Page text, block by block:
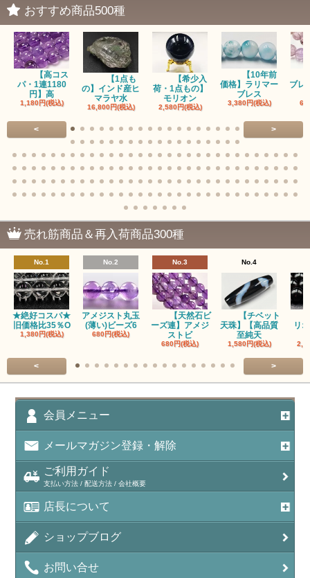
アイドクレーズ（Idocrase）（別名ベスビアナイト）
アクアマリン（藍玉/藍柱石/Aquamarine）
アクチノライトインクォーツ（Actinolite/緑閃石）
赤瑪瑙（レッドアゲート/カーネリアン）
アゲート（瑪瑙/Agate）各種
アズロマラカイト（Azuromalachite）
アパタイト
アベンチュリン(クォーツァイト/Aventurine)
アポフィライト（Apophylite）/魚眼石
アメジスト（紫水晶/Amethyst）
アメシスティンクォーツ（Amethest in quartz）
ラベンダーアメジスト
アメトリン（紫黄水晶/Ametrine）
アラゴナイト（霰石/Aragonite）
おすすめ商品500種
【高コス
パ・1連1180
円】高
1,180円(税込)
【1点も
の】インド産ヒ
マラヤ水
16,800円(税込)
【希少入
荷・1点もの】
モリオン
2,580円(税込)
【10年前
価格】ラリマー
ブレス
3,380円(税込)
ブ
< >
売れ筋商品＆再入荷商品300種
No.1
★絶好コスパ★
旧価格比35％O
1,380円(税込)
No.2
アメジスト丸玉
(薄い)ビーズ6
680円(税込)
No.3
【天然石ビ
ーズ連】アメジ
ストビ
680円(税込)
No.4
【チベット
天珠】【高品質
至純天
1,580円(税込)
リ
< >
会員メニュー
メールマガジン登録・解除
ご利用ガイド
支払い方法 / 配送方法 / 会社概要
店長について
ショップブログ
お問い合せ